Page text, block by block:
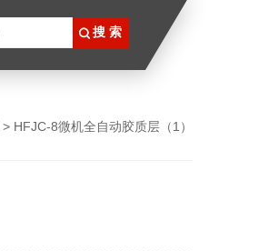
> HFJC-8微机全自动胶质层（1）